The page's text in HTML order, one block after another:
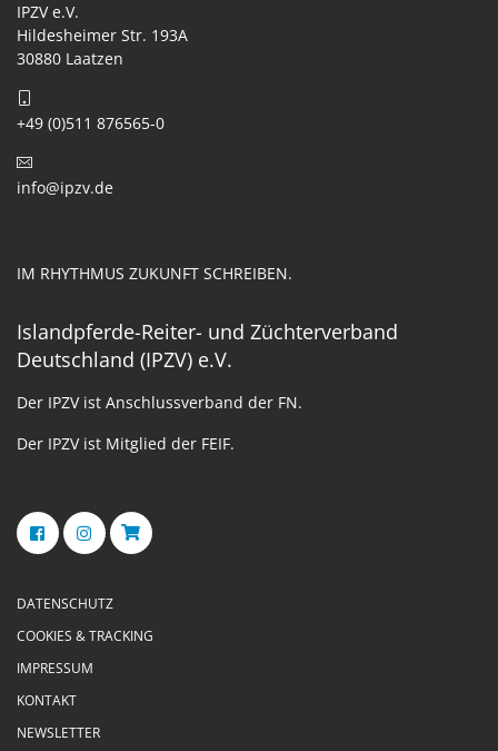
IPZV e.V.
Hildesheimer Str. 193A
30880 Laatzen
+49 (0)511 876565-0
info@ipzv.de
IM RHYTHMUS ZUKUNFT SCHREIBEN.
Islandpferde-Reiter- und Züchterverband
Deutschland (IPZV) e.V.
Der IPZV ist Anschlussverband der FN.
Der IPZV ist Mitglied der FEIF.
DATENSCHUTZ
COOKIES & TRACKING
IMPRESSUM
KONTAKT
NEWSLETTER